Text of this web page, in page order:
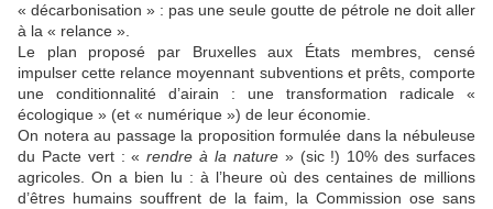
« décarbonisation » : pas une seule goutte de pétrole ne doit aller
à la « relance ».
Le plan proposé par Bruxelles aux États membres, censé
impulser cette relance moyennant subventions et prêts, comporte
une conditionnalité d’airain : une transformation radicale «
écologique » (et « numérique ») de leur économie.
On notera au passage la proposition formulée dans la nébuleuse
du Pacte vert : «rendre à la nature» (sic !) 10% des surfaces
agricoles. On a bien lu : à l’heure où des centaines de millions
d’êtres humains souffrent de la faim, la Commission ose sans